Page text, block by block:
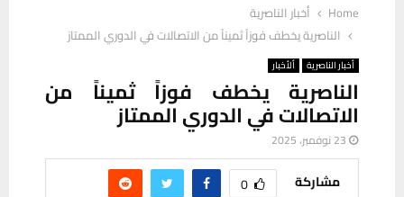
Home
أخبار الناصرية
الناصرية يخطف فوزاً ثميناً من الاتصالات في الدوري الممتاز
أخبار الناصرية ألأخبار
الناصرية يخطف فوزاً ثميناً من
الاتصالات في الدوري الممتاز
23 نوفمبر، 2025
مشاركة 0